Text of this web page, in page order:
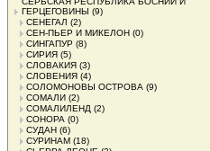
ГЕРЦЕГОВИНЫ (9)
СЕНЕГАЛ (2)
СЕН-ПЬЕР И МИКЕЛОН (0)
СИНГАПУР (8)
СИРИЯ (5)
СЛОВАКИЯ (3)
СЛОВЕНИЯ (4)
СОЛОМОНОВЫ ОСТРОВА (9)
СОМАЛИ (2)
СОМАЛИЛЕНД (2)
СОНОРА (0)
СУДАН (6)
СУРИНАМ (18)